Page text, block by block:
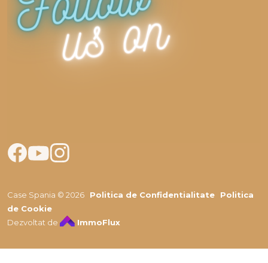
Case Spania © 2026 Politica de Confidentialitate
Politica
de Cookie
Dezvoltat de
ImmoFlux